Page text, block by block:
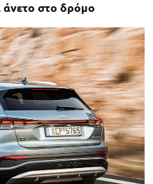
άνετο στο δρόμο